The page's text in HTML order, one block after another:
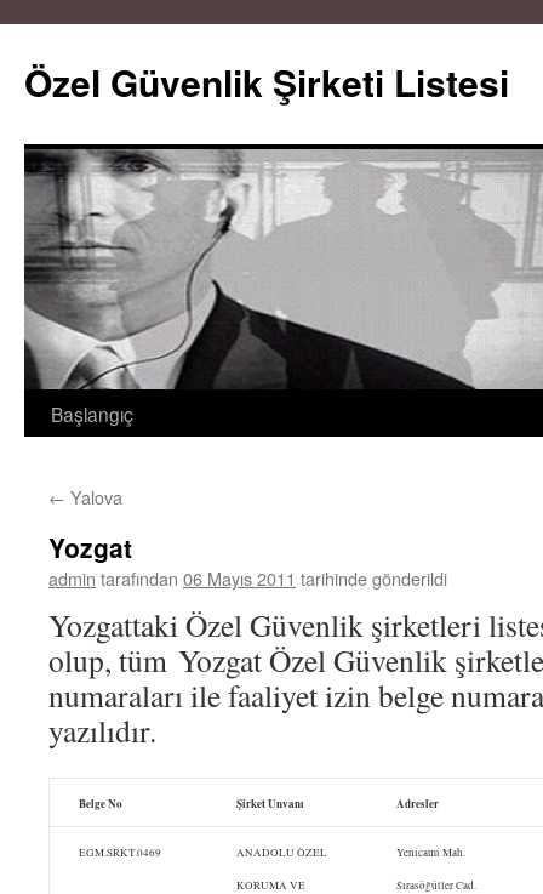
Özel Güvenlik Şirketi Listesi
İçeriğe
Başlangıç
← Yalova
Yozgat
admin tarafından 06 Mayıs 2011 tarihinde gönderildi
Yozgattaki Özel Güvenlik şirketleri
olup, tüm Yozgat Özel Güvenlik
numaraları ile faaliyet izin belge
yazılıdır.
Belge No Şirket Unvanı Adresler
EGM.SRKT.0469 ANADOLU ÖZEL
KORUMA VE
Yenicami Mah.
Sırasöğütler Cad.